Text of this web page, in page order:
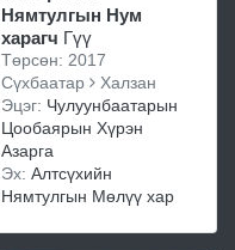
Нямтулгын Нум
харагч Гүү
Төрсөн: 2017
Сүхбаатар
Халзан
Эцэг: Чулуунбаатарын
Цообаярын Хүрэн
Азарга
Эх: Алтсүхийн
Нямтулгын Мөлүү хар